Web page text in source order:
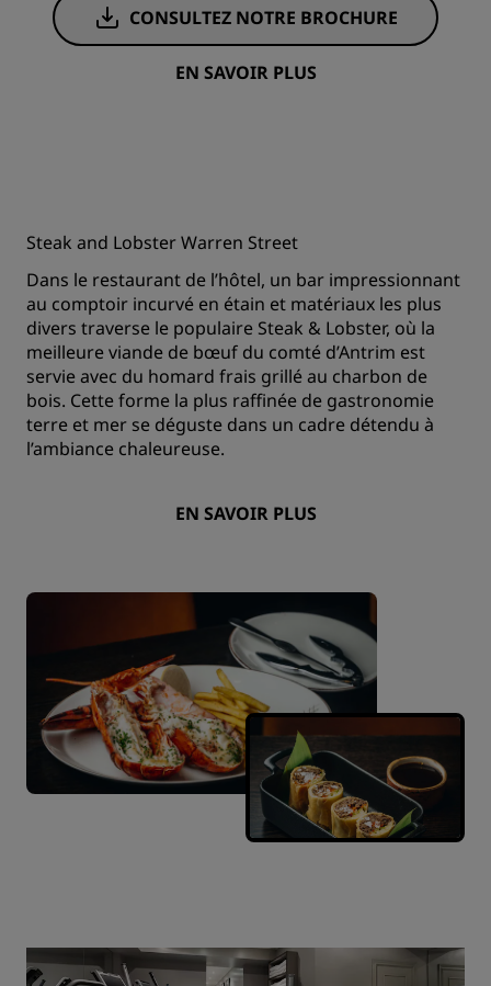
CONSULTEZ NOTRE BROCHURE
EN SAVOIR PLUS
Steak and Lobster Warren Street
Dans le restaurant de l’hôtel, un bar impressionnant
au comptoir incurvé en étain et matériaux les plus
divers traverse le populaire Steak & Lobster, où la
meilleure viande de bœuf du comté d’Antrim est
servie avec du homard frais grillé au charbon de
bois. Cette forme la plus raffinée de gastronomie
terre et mer se déguste dans un cadre détendu à
l’ambiance chaleureuse.
EN SAVOIR PLUS